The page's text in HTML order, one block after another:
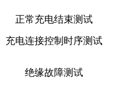
正常充电结束测试
充电连接控制时序测试
绝缘故障测试